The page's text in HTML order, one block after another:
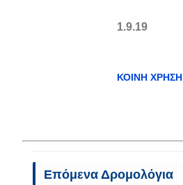
1.9.19
ΚΟΙΝΉ ΧΡΉΣΗ
Επόμενα Δρομολόγια